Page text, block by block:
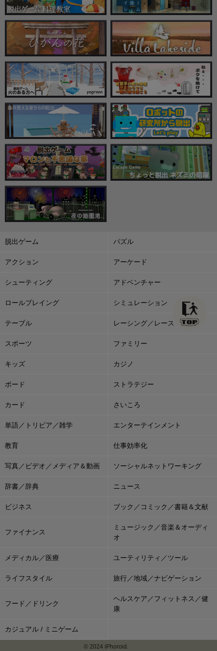
脱出ゲーム パズル
アクション アーケード
シューティング アドベンチャー
ロールプレイング シミュレーション
テーブル レーシング／レース
スポーツ ファミリー
キッズ カジノ
ボード ストラテジー
カード さいころ
単語／トリビア／雑学 エンターテインメント
教育 仕事効率化
写真／ビデオ／メディア＆動画 ソーシャルネットワーキング
辞書／辞典 ニュース
ビジネス ブック／コミック／書籍＆文献
ファイナンス
ミュージック／音楽＆オーディ
オ
メディカル／医療 ユーティリティ／ツール
ライフスタイル 旅行／地域／ナビゲーション
フード／ドリンク
ヘルスケア／フィットネス／健
康
カジュアル / ミニゲーム
© 2024 iPhoroid.